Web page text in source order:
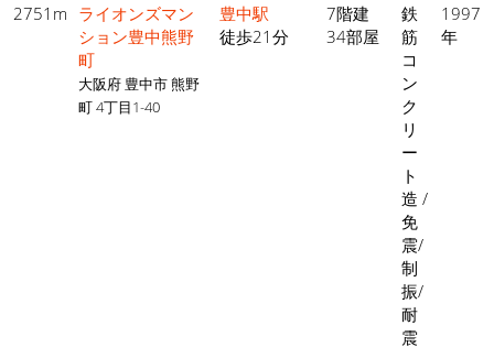
2751m ライオンズマン
ション豊中熊野
町
大阪府 豊中市 熊野
町 4丁目1-40
豊中駅
徒歩21分
7階建
34部屋
鉄
筋
コ
ン
ク
リ
ー
ト
造 /
免
震/
制
振/
耐
震
1997
年